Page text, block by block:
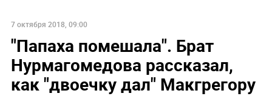
7 октября 2018, 09:00
"Папаха помешала". Брат
Нурмагомедова рассказал,
как "двоечку дал" Макгрегору